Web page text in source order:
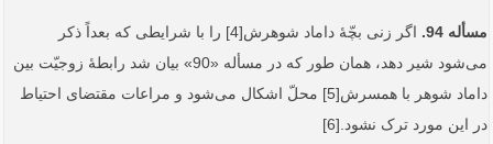
مسأله 94.
اگر زنی بچّۀ داماد شوهرش[4] را با شرایطی که بعداً ذکر
می‌شود شیر دهد، همان طور که در مسأله «90» بیان شد رابطۀ زوجیّت بین
داماد شوهر با همسرش[5] محلّ اشکال می‌شود و مراعات مقتضای احتیاط
در این مورد ترک نشود.[6]